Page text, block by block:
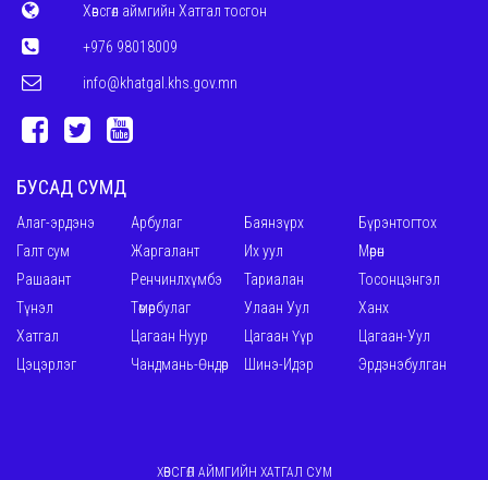
Хөвсгөл аймгийн Хатгал тосгон
+976 98018009
info@khatgal.khs.gov.mn
БУСАД СУМД
Алаг-эрдэнэ Арбулаг Баянзүрх
Бүрэнтогтох
Галт сум
Жаргалант Их уул
Мөрөн
Рашаант
Ренчинлхүмбэ Тариалан
Тосонцэнгэл
Түнэл
Төмөрбулаг Улаан Уул
Ханх
Хатгал
Цагаан Нуур Цагаан Үүр
Цагаан-Уул
Цэцэрлэг
Чандмань-Өндөр Шинэ-Идэр Эрдэнэбулган
ХӨВСГӨЛ АЙМГИЙН ХАТГАЛ СУМ